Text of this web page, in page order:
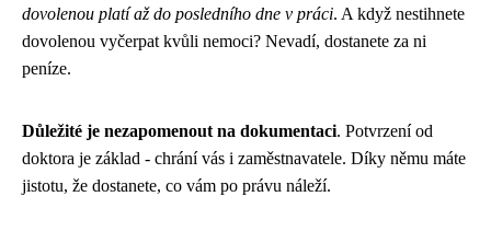
dovolenou platí až do posledního dne v práci. A když nestihnete
dovolenou vyčerpat kvůli nemoci? Nevadí, dostanete za ni
peníze.
Důležité je nezapomenout na dokumentaci. Potvrzení od
doktora je základ - chrání vás i zaměstnavatele. Díky němu máte
jistotu, že dostanete, co vám po právu náleží.